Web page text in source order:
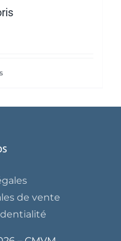
de vente